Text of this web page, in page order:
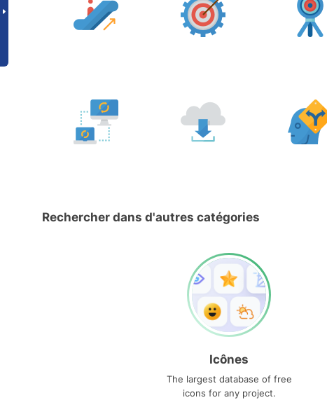
Rechercher dans d'autres catégories
Icônes
The largest database of free
icons for any project.